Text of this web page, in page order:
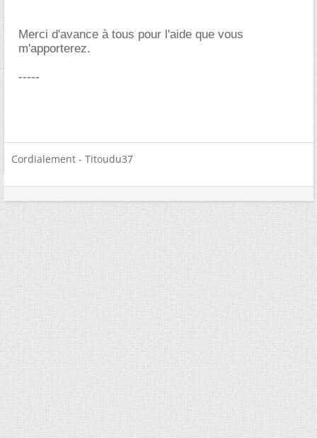
Merci d'avance à tous pour l'aide que vous
m'apporterez.
-----
Cordialement - Titoudu37